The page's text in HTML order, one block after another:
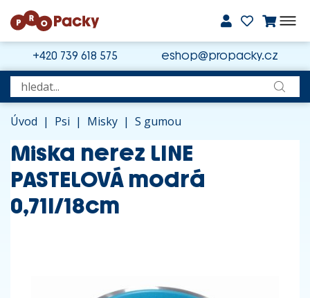
+420 739 618 575 eshop@propacky.cz
Úvod | Psi | Misky | S gumou
Miska nerez LINE
PASTELOVÁ modrá
0,71l/18cm